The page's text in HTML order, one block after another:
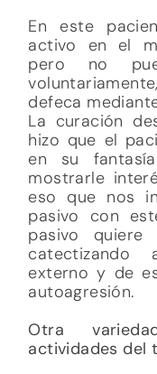
En este
activo en el
pero no
defeca
La curación
hizo que el
en su
mostrarle
eso que nos
pasivo con
pasivo quiere
catectizando
externo y de
autoagresión.
Otra
actividades del